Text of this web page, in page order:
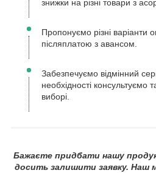
знижки на різні товари з
Пропонуємо різні варіанти
післяплатою з авансом.
Забезпечуємо відмінний
необхідності консультуємо
виборі.
Бажаєте придбати нашу
досить залишити заявку. Наш